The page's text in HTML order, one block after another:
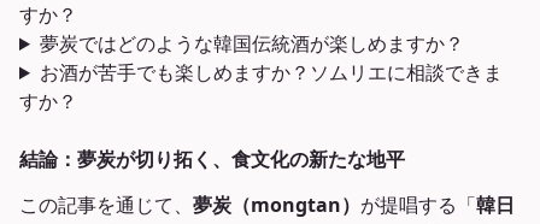
すか？
夢炭ではどのような韓国伝統酒が楽しめますか？
お酒が苦手でも楽しめますか？ソムリエに相談できま
すか？
結論：夢炭が切り拓く、食文化の新たな地平
この記事を通じて、 夢炭（mongtan） が提唱する「韓日